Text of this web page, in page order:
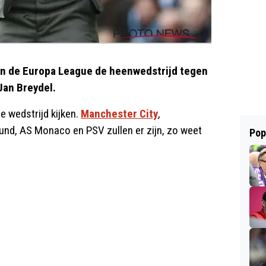
de Europa League de heenwedstrijd tegen
Breydel.
wedstrijd kijken. Manchester City,
AS Monaco en PSV zullen er zijn, zo weet